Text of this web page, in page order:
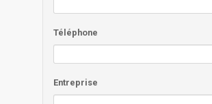
Téléphone
Entreprise